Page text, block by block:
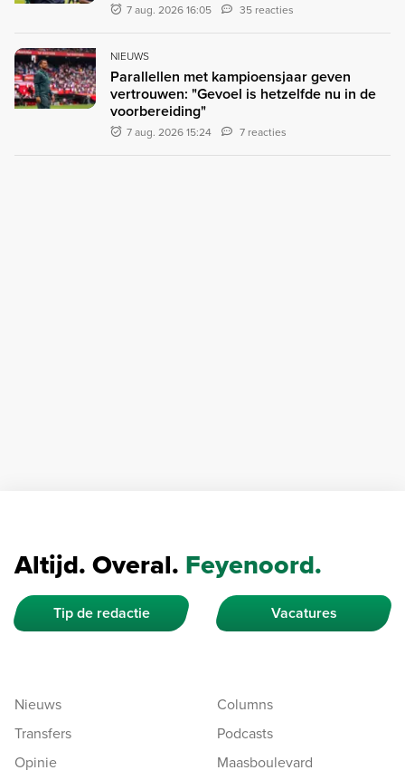
7 aug. 2026 16:05 35 reacties
NIEUWS
Parallellen met kampioensjaar geven
vertrouwen: "Gevoel is hetzelfde nu in de
voorbereiding"
7 aug. 2026 15:24 7 reacties
Altijd. Overal. Feyenoord.
Tip de redactie Vacatures
Nieuws
Transfers
Opinie
Columns
Podcasts
Maasboulevard